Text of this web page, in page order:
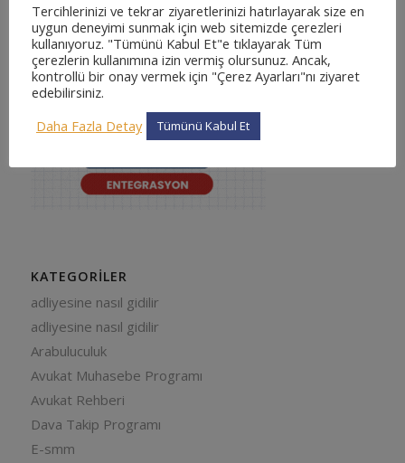
KATEGORILER
adliyesine nasıl gidilir
adliyesine nasıl gidilir
Arabuluculuk
Avukat Muhasebe Programı
Avukat Rehberi
Dava Takip Programı
E-smm
Tercihlerinizi ve tekrar ziyaretlerinizi hatırlayarak size en
uygun deneyimi sunmak için web sitemizde çerezleri
kullanıyoruz. "Tümünü Kabul Et"e tıklayarak Tüm
çerezlerin kullanımına izin vermiş olursunuz. Ancak,
kontrollü bir onay vermek için "Çerez Ayarları"nı ziyaret
edebilirsiniz.
Daha Fazla Detay
Tümünü Kabul Et